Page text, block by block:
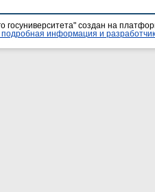
госуниверситета" создан на
подробная информация и